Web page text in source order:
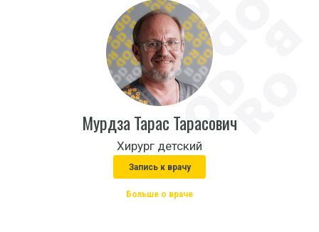
Мурдза Тарас Тарасович
Хирург детский
Запись к врачу
Больше о враче